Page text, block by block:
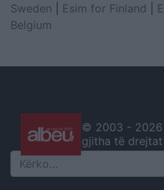
Sweden
Esim for Finland
Belgium
© 2003 -
gjitha të
Search